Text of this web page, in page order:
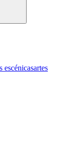
escénicasartes